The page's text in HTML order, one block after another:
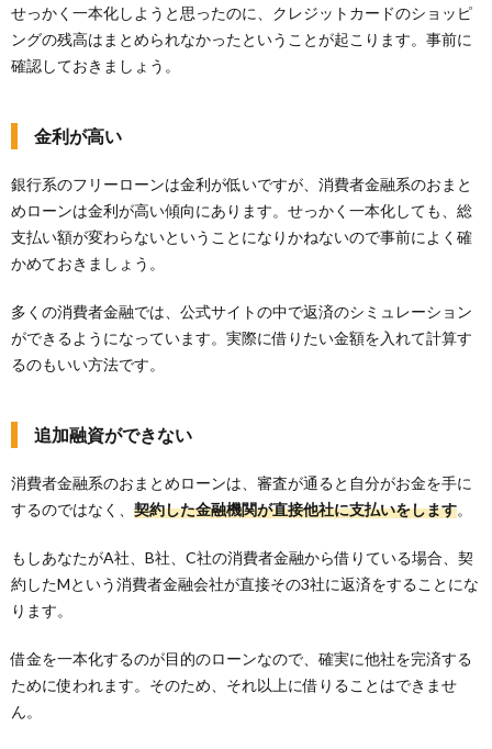
せっかく一本化しようと思ったのに、クレジットカードのショッピ
ングの残高はまとめられなかったということが起こります。事前に
確認しておきましょう。
金利が高い
銀行系のフリーローンは金利が低いですが、消費者金融系のおまと
めローンは金利が高い傾向にあります。せっかく一本化しても、総
支払い額が変わらないということになりかねないので事前によく確
かめておきましょう。
多くの消費者金融では、公式サイトの中で返済のシミュレーション
ができるようになっています。実際に借りたい金額を入れて計算す
るのもいい方法です。
追加融資ができない
消費者金融系のおまとめローンは、審査が通ると自分がお金を手に
するのではなく、 契約した金融機関が直接他社に支払いをします。
もしあなたがA社、B社、C社の消費者金融から借りている場合、契
約したMという消費者金融会社が直接その3社に返済をすることにな
ります。
借金を一本化するのが目的のローンなので、確実に他社を完済する
ために使われます。そのため、それ以上に借りることはできませ
ん。